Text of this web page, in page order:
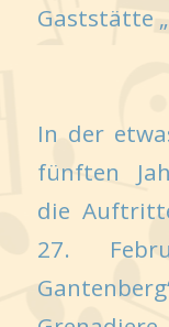
Gaststätte
In der
fünften
die
27.